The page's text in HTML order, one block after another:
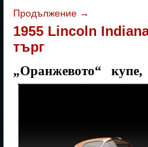
Продължение →
1955 Lincoln
търг
„Оранжевото“